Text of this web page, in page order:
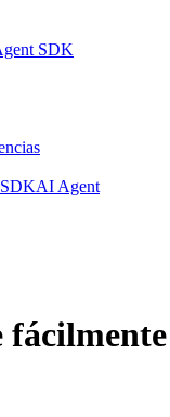
SDK
AI Agent
fácilmente